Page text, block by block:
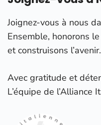
Joignez-vous à nous
Ensemble, honorons
et construisons l’avenir.
Avec gratitude et
L’équipe de l’Alliance